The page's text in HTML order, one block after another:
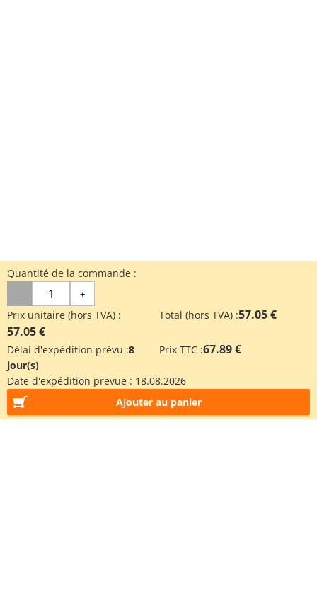
Quantité de la commande :
- +
Prix unitaire (hors TVA) :
57.05 €
Total (hors TVA) :57.05 €
Délai d'expédition prévu :8
jour(s)
Prix TTC :67.89 €
Date d'expédition prevue : 18.08.2026
Ajouter au panier